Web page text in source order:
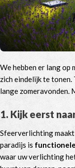
We hebben er lang op
zich eindelijk te tonen.
lange zomeravonden.
1. Kijk eerst
Sfeerverlichting
paradijs is
waar uw verlichting